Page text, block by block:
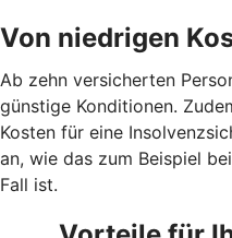
Von niedrigen
Ab zehn versicherten
günstige Konditionen.
Kosten für eine
an, wie das zum Beispiel
Fall ist.